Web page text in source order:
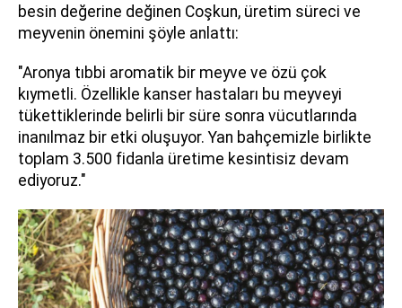
besin değerine değinen Coşkun, üretim süreci ve
meyvenin önemini şöyle anlattı:
"Aronya tıbbi aromatik bir meyve ve özü çok
kıymetli. Özellikle kanser hastaları bu meyveyi
tükettiklerinde belirli bir süre sonra vücutlarında
inanılmaz bir etki oluşuyor. Yan bahçemizle birlikte
toplam 3.500 fidanla üretime kesintisiz devam
ediyoruz."